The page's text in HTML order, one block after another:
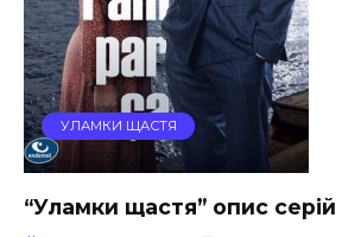
УЛАМКИ ЩАСТЯ
“Уламки щастя” опис серій